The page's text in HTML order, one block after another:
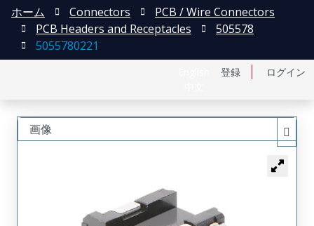
登録 ログイン
ホーム Connectors
PCB / Wire Connectors
PCB Headers and Receptacles
505578
5055780221
画像